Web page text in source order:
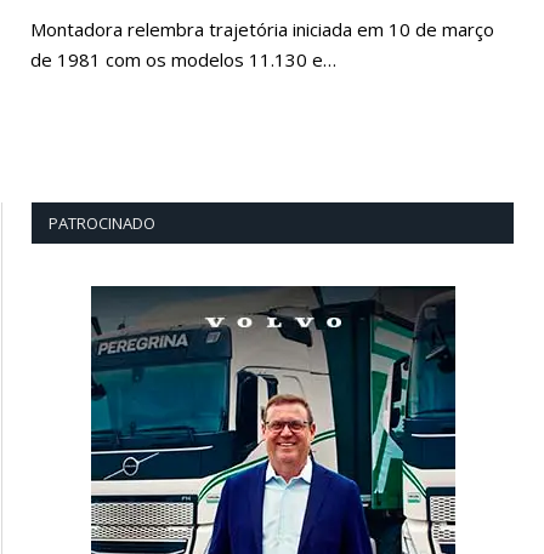
Montadora relembra trajetória iniciada em 10 de março
de 1981 com os modelos 11.130 e…
PATROCINADO